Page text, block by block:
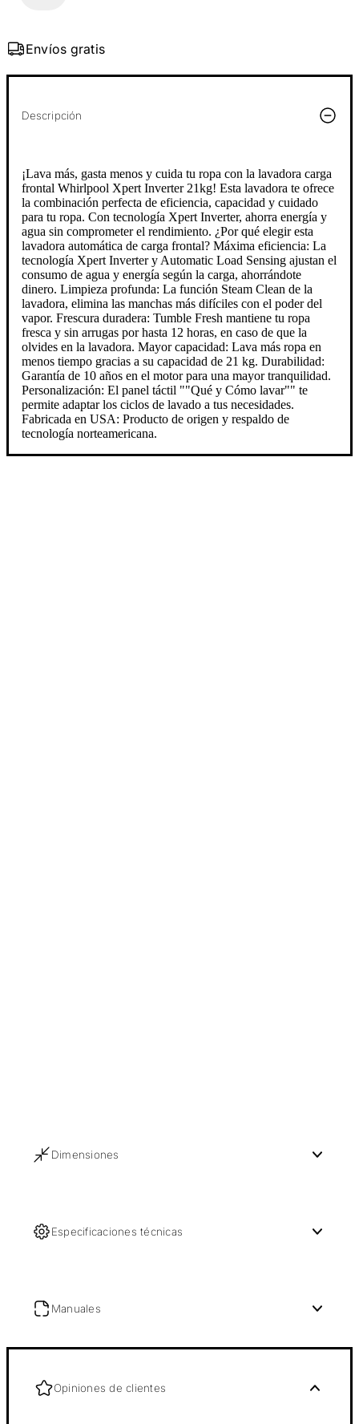
Envíos gratis
Descripción
¡Lava más, gasta menos y cuida tu ropa con la lavadora carga
frontal Whirlpool Xpert Inverter 21kg! Esta lavadora te ofrece
la combinación perfecta de eficiencia, capacidad y cuidado
para tu ropa. Con tecnología Xpert Inverter, ahorra energía y
agua sin comprometer el rendimiento. ¿Por qué elegir esta
lavadora automática de carga frontal? Máxima eficiencia: La
tecnología Xpert Inverter y Automatic Load Sensing ajustan el
consumo de agua y energía según la carga, ahorrándote
dinero. Limpieza profunda: La función Steam Clean de la
lavadora, elimina las manchas más difíciles con el poder del
vapor. Frescura duradera: Tumble Fresh mantiene tu ropa
fresca y sin arrugas por hasta 12 horas, en caso de que la
olvides en la lavadora. Mayor capacidad: Lava más ropa en
menos tiempo gracias a su capacidad de 21 kg. Durabilidad:
Garantía de 10 años en el motor para una mayor tranquilidad.
Personalización: El panel táctil ""Qué y Cómo lavar"" te
permite adaptar los ciclos de lavado a tus necesidades.
Fabricada en USA: Producto de origen y respaldo de
tecnología norteamericana.
Dimensiones
Especificaciones técnicas
Manuales
Opiniones de clientes